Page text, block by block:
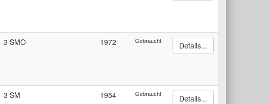
3 SMO 1972 Gebraucht Details...
3 SM 1954 Gebraucht Details...